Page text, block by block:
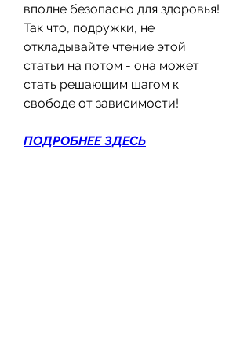
вполне безопасно для здоровья!
Так что, подружки, не
откладывайте чтение этой
статьи на потом - она может
стать решающим шагом к
свободе от зависимости!
ПОДРОБНЕЕ ЗДЕСЬ